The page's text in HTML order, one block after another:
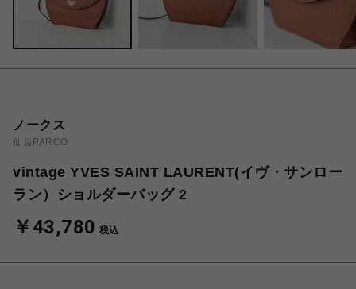
ノークス
仙台PARCO
vintage YVES SAINT LAURENT(イヴ・サンロー
ラン）ショルダーバッグ 2
￥43,780 税込